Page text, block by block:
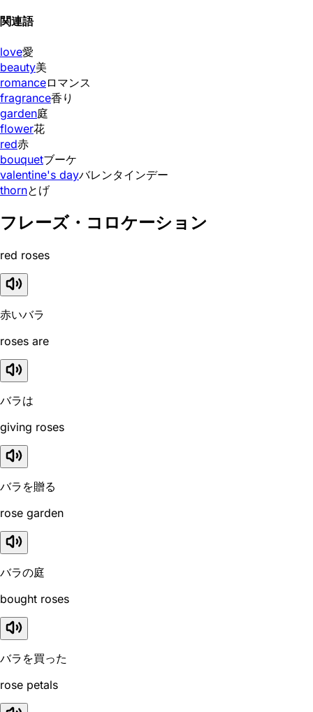
関連語
love愛
beauty美
romanceロマンス
fragrance香り
garden庭
flower花
red赤
bouquetブーケ
valentine's dayバレンタインデー
thornとげ
フレーズ・コロケーション
red roses
赤いバラ
roses are
バラは
giving roses
バラを贈る
rose garden
バラの庭
bought roses
バラを買った
rose petals